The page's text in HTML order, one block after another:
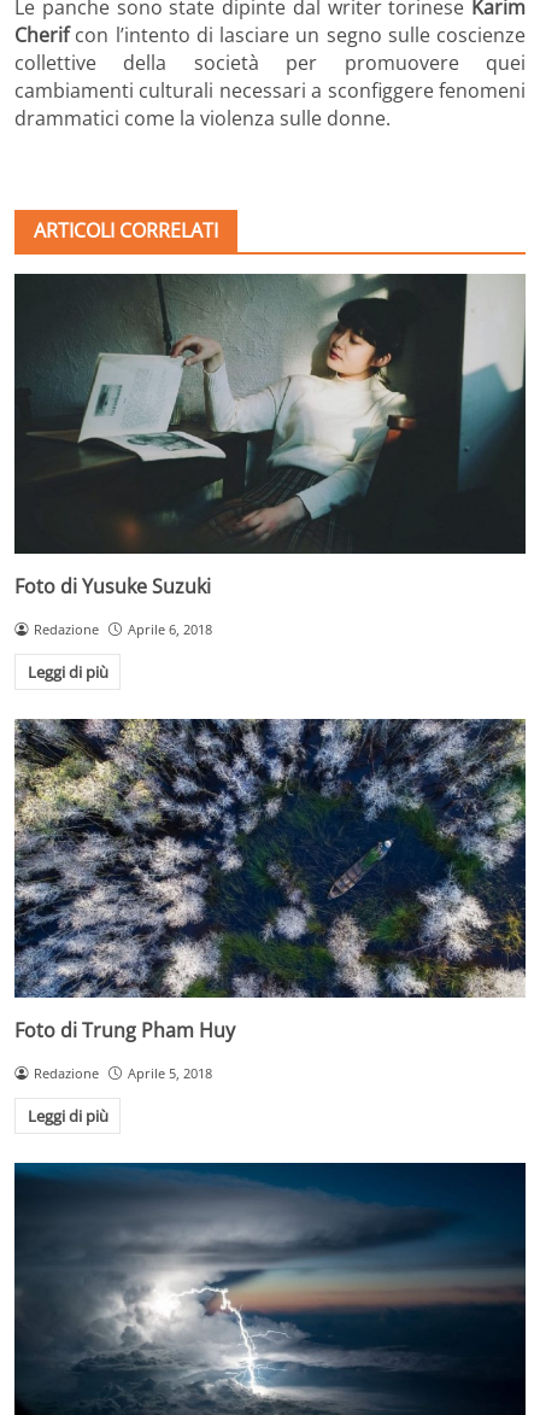
Le panche sono state dipinte dal writer torinese Karim
Cherifcon l’intento di lasciare un segno sulle coscienze
collettive della società per promuovere quei
cambiamenti culturali necessari a sconfiggere fenomeni
drammatici come la violenza sulle donne.
ARTICOLI CORRELATI
Foto di Yusuke Suzuki
Redazione Aprile 6, 2018
Leggi di più
Foto di Trung Pham Huy
Redazione Aprile 5, 2018
Leggi di più